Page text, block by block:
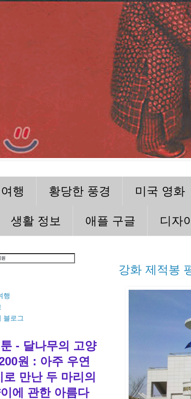
행 황당한 풍경 미국 영화
생활 정보 애플 구글 디자
강화 제적봉
행
블로그
- 달나무의 고양
원 : 아주 우연
로 만난 두 마리의
에 관한 아름다